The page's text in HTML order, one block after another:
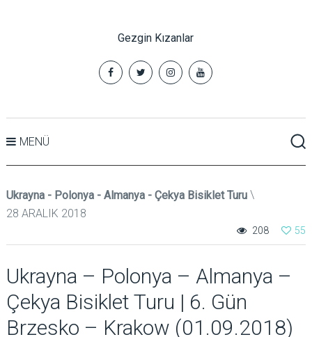
Gezgin Kızanlar
MENÜ
Ukrayna - Polonya - Almanya - Çekya Bisiklet Turu
28 ARALIK 2018
55
208
Ukrayna – Polonya – Almanya –
Çekya Bisiklet Turu | 6. Gün
Brzesko – Krakow (01.09.2018)